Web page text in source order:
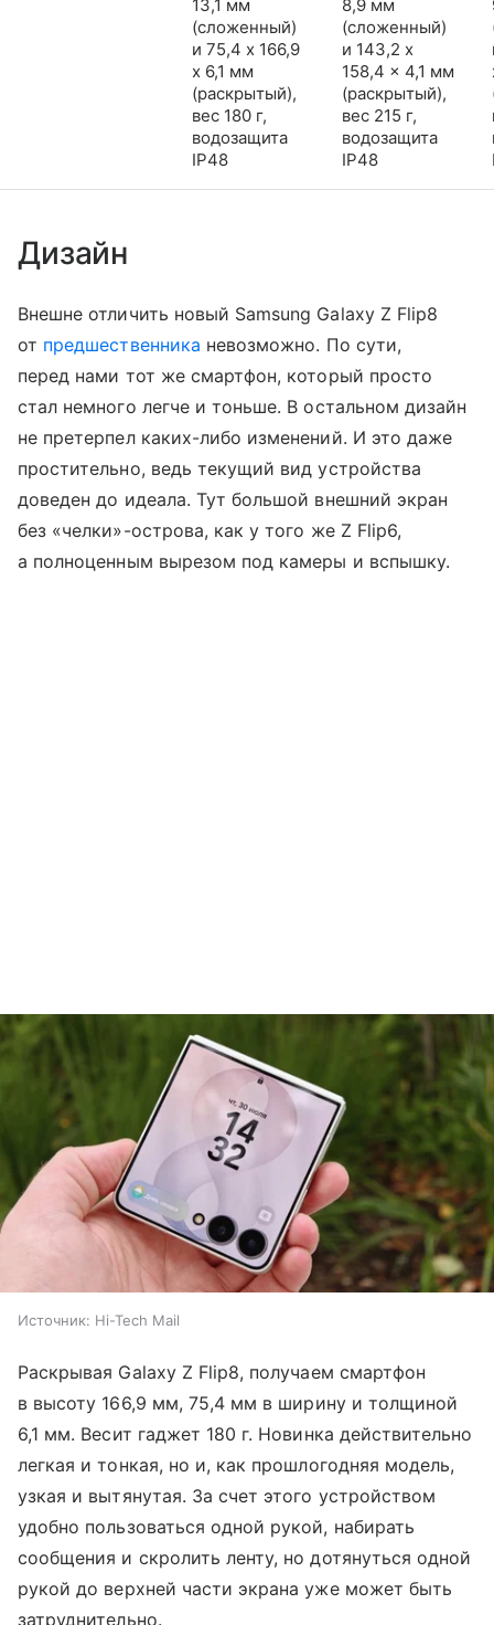
13,1 мм
(сложенный)
и 75,4 x 166,9
x 6,1 мм
(раскрытый),
вес 180 г,
водозащита
IP48
8,9 мм
(сложенный)
и 143,2 x
158,4 x 4,1 мм
(раскрытый),
вес 215 г,
водозащита
IP48
Дизайн
Внешне отличить новый Samsung Galaxy Z Flip8
от предшественника невозможно. По сути,
перед нами тот же смартфон, который просто
стал немного легче и тоньше. В остальном дизайн
не претерпел каких-либо изменений. И это даже
простительно, ведь текущий вид устройства
доведен до идеала. Тут большой внешний экран
без «челки»-острова, как у того же Z Flip6,
а полноценным вырезом под камеры и вспышку.
Источник: Hi-Tech Mail
Раскрывая Galaxy Z Flip8, получаем смартфон
в высоту 166,9 мм, 75,4 мм в ширину и толщиной
6,1 мм. Весит гаджет 180 г. Новинка действительно
легкая и тонкая, но и, как прошлогодняя модель,
узкая и вытянутая. За счет этого устройством
удобно пользоваться одной рукой, набирать
сообщения и скролить ленту, но дотянуться одной
рукой до верхней части экрана уже может быть
затруднительно.